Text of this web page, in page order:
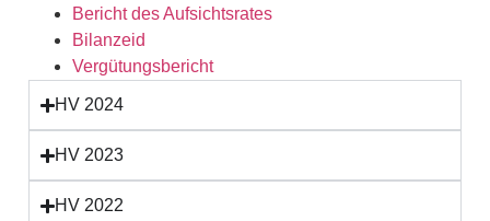
Bericht des Aufsichtsrates
Bilanzeid
Vergütungsbericht
HV 2024
HV 2023
HV 2022